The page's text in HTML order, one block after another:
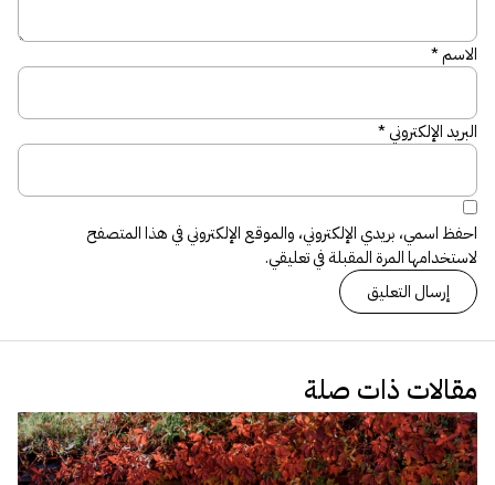
الاسم*
البريد الإلكتروني*
احفظ اسمي، بريدي الإلكتروني، والموقع الإلكتروني في هذا المتصفح
لاستخدامها المرة المقبلة في تعليقي.
مقالات ذات صلة